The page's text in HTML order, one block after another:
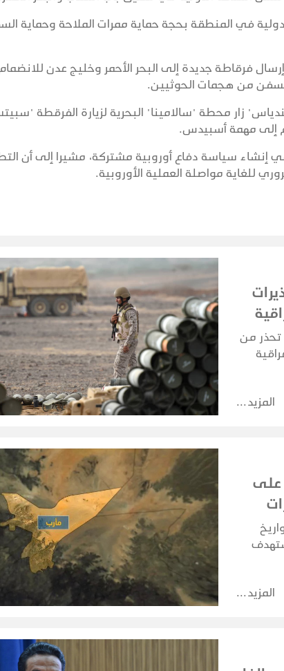
في المنطقة بحجة حماية ممرات الملاحة وحماية
فرقاطة جديدة إلى البحر الأحمر وخليج عدن
السفن من هجمات الحوثيين.
زار محطة "سالامينا" البحرية لزيارة الفرقطة
إلى مهمة أسبيدس.
إنشاء سياسة دفاع أوروبية مشتركة، مشيرا إلى أن
للغاية مواصلة العملية الأوروبية.
من
المزيد
على
المزيد